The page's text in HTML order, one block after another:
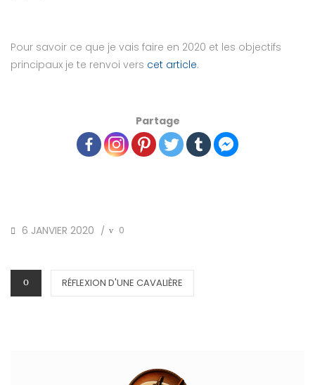
Pour savoir ce que je vais faire en 2020 et les objectifs
principaux je te renvoi vers cet article.
Partage
POSTED
6 JANVIER 2020 / 0
CATEGORIES
RÉFLEXION D'UNE CAVALIÈRE